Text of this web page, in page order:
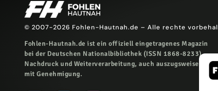
© 2007-2026 Fohlen-Hautnah.de – Alle rechte
Fohlen-Hautnah.de ist ein offiziell eingetragenes Magazin
bei der Deutschen Nationalbibliothek (ISSN 1868-8233).
Nachdruck und Weiterverarbeitung, auch auszugsweise, nur
mit Genehmigung.